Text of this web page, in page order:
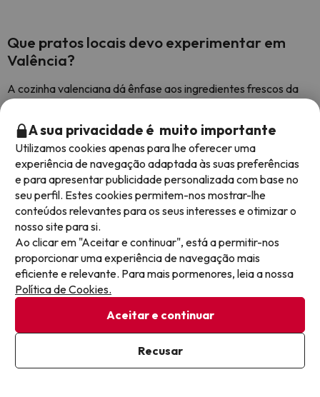
Ver mapa
Que pratos locais devo experimentar em
Valência?
A cozinha valenciana dá ênfase aos ingredientes frescos da
terra e do mar, com o arroz no centro do prato:
Paella
O prato valenciano mais famoso. A paella valenciana
tradicional inclui frango, coelho, feijão verde achatado e, às
vezes, caracóis. Muitos restaurantes também servem versões
de frutos do mar, com camarões, lulas e mexilhões. Para uma
experiência autêntica, experimente a paella perto da praia ou
na região de Albufera - onde tudo começou.
Fideuá
Semelhante à paella, mas feita com macarrão curto (fideos)
em vez de arroz, geralmente com frutos do mar e um
saboroso caldo de peixe. Cubra com uma colherada de aioli
para um toque extra de sabor.
Horchata e Fartons
A sua privacidade é muito importante
Utilizamos cookies apenas para lhe oferecer uma
experiência de navegação adaptada às suas preferências
e para apresentar publicidade personalizada com base no
seu perfil. Estes cookies permitem-nos mostrar-lhe
conteúdos relevantes para os seus interesses e otimizar o
nosso site para si.
Ao clicar em "Aceitar e continuar", está a permitir-nos
proporcionar uma experiência de navegação mais
eficiente e relevante. Para mais pormenores, leia a nossa
Política de Cookies.
Aceitar e continuar
Recusar